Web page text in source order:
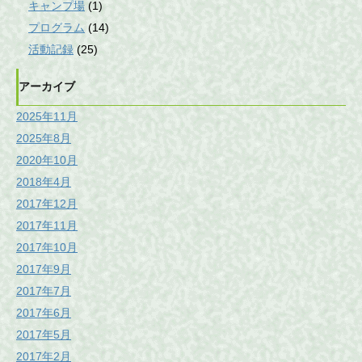
キャンプ場 (1)
プログラム (14)
活動記録 (25)
アーカイブ
2025年11月
2025年8月
2020年10月
2018年4月
2017年12月
2017年11月
2017年10月
2017年9月
2017年7月
2017年6月
2017年5月
2017年2月